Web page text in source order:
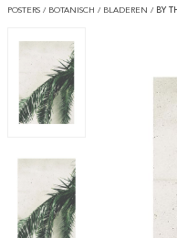
POSTERS / BOTANISCH / BLADEREN / BY